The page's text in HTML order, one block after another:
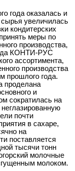
года оказалась и
увеличилась
кондитерских
меры по
производства,
КОНТИ-РУС
ассортимента,
производства
прошлого года.
проделана
и
сократилась на
почти
в сахаре,
на
поставляется
тысячи тонн
молочные
молоком.